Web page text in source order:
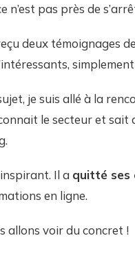
n’est pas près de
deux témoignages
je suis allé à la
le secteur et
Il a quitté
en ligne.
allons voir du concret !